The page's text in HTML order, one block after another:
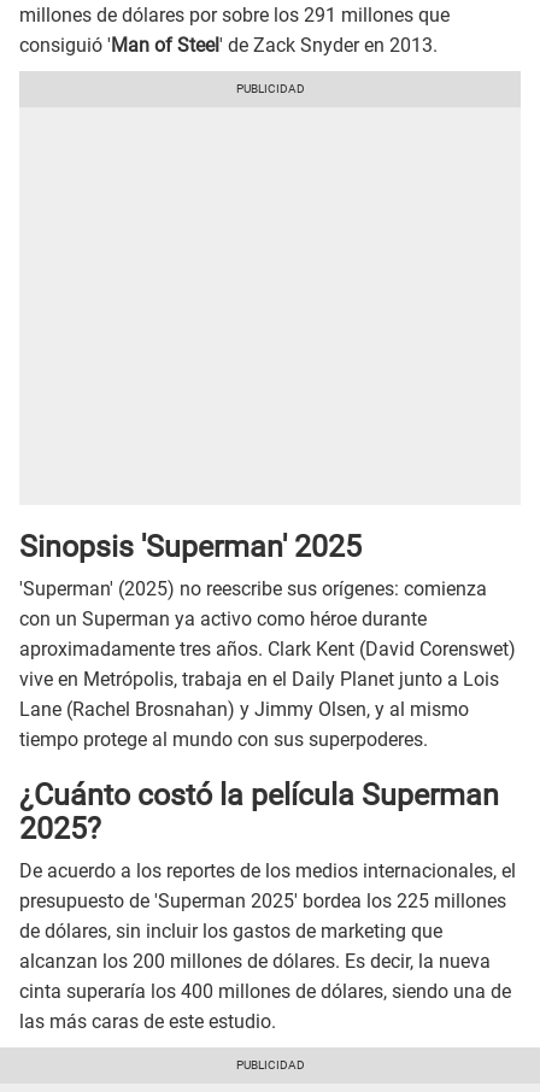
millones de dólares por sobre los 291 millones que
consiguió 'Man of Steel' de Zack Snyder en 2013.
Sinopsis 'Superman' 2025
'Superman' (2025) no reescribe sus orígenes: comienza
con un Superman ya activo como héroe durante
aproximadamente tres años. Clark Kent (David Corenswet)
vive en Metrópolis, trabaja en el Daily Planet junto a Lois
Lane (Rachel Brosnahan) y Jimmy Olsen, y al mismo
tiempo protege al mundo con sus superpoderes.
¿Cuánto costó la película Superman
2025?
De acuerdo a los reportes de los medios internacionales, el
presupuesto de 'Superman 2025' bordea los 225 millones
de dólares, sin incluir los gastos de marketing que
alcanzan los 200 millones de dólares. Es decir, la nueva
cinta superaría los 400 millones de dólares, siendo una de
las más caras de este estudio.